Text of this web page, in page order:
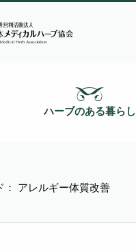
ハーブのある暮らし
： アレルギー体質改善